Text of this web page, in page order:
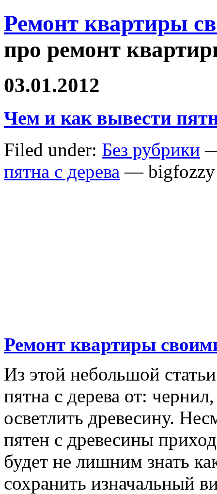
Ремонт квартиры
про ремонт
03.01.2012
Чем и как вывести
Filed under: Без рубрики
пятна с дерева — bigfozzy
Ремонт квартиры
Из этой небольшой
пятна с дерева от:
осветлить древесину.
пятен с древесины
будет не лишним знать
сохранить изначальный